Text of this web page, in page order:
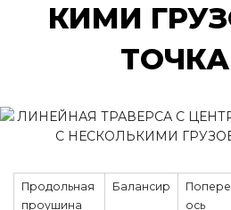
КИ­МИ
Продольная
проушина
Балансир
ось